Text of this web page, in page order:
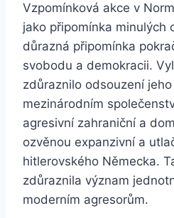
Vzpomínková akce v
jako připomínka minulých
důrazná připomínka
svobodu a demokracii.
zdůraznilo odsouzení
mezinárodním
agresivní zahraniční a
ozvěnou expanzivní a
hitlerovského Německa.
zdůraznila význam
moderním agresorům.